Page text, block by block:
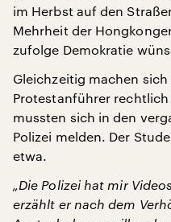
im Herbst auf den
Mehrheit der
zufolge Demokratie
Gleichzeitig machen
Protestanführer
mussten sich in den
Polizei melden. Der
etwa.
„Die Polizei hat mir
erzählt er nach dem